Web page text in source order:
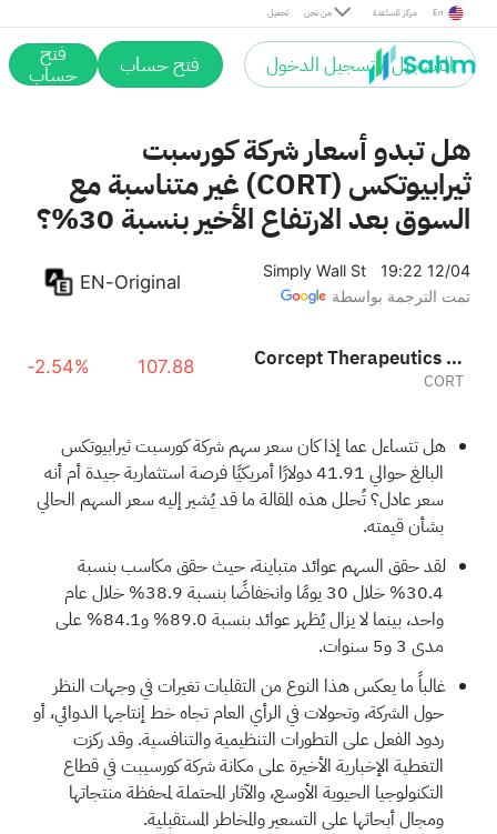
تحميل من نحن مركز المساعدة En
التسجيل / تسجيل الدخول فتح حساب فتح
حساب
هل تبدو أسعار شركة كورسبت
ثيرابيوتكس (CORT) غير متناسبة مع
السوق بعد الارتفاع الأخير بنسبة 30%؟
Simply Wall St
19:22 12/04
تمت الترجمة بواسطة
EN-Original
Corcept Therapeutics Incorporated.
CORT
107.88
-2.54%
هل تتساءل عما إذا كان سعر سهم شركة كورسبت ثيرابيوتكس
البالغ حوالي 41.91 دولارًا أمريكيًا فرصة استثمارية جيدة أم أنه
سعر عادل؟ تُحلل هذه المقالة ما قد يُشير إليه سعر السهم الحالي
بشأن قيمته.
لقد حقق السهم عوائد متباينة، حيث حقق مكاسب بنسبة
30.4% خلال 30 يومًا وانخفاضًا بنسبة 38.9% خلال عام
واحد، بينما لا يزال يُظهر عوائد بنسبة 89.0% و84.1% على
مدى 3 و5 سنوات.
غالباً ما يعكس هذا النوع من التقلبات تغيرات في وجهات النظر
حول الشركة، وتحولات في الرأي العام تجاه خط إنتاجها الدوائي، أو
ردود الفعل على التطورات التنظيمية والتنافسية. وقد ركزت
التغطية الإخبارية الأخيرة على مكانة شركة كورسيبت في قطاع
التكنولوجيا الحيوية الأوسع، والآثار المحتملة لمحفظة منتجاتها
ومجال أبحاثها على التسعير والمخاطر المستقبلية.